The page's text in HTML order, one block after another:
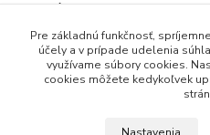
Poháriky
Papierové poháriky a viečka
2013 - 2025 LOVITECH, s.r.o. -
Pre základnú funkčnosť,
účely a v prípade udelenia
využívame súbory cookies.
cookies môžete kedykoľvek